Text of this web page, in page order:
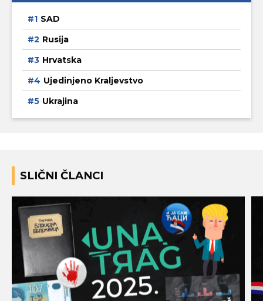
SAD
Rusija
Hrvatska
Ujedinjeno Kraljevstvo
Ukrajina
SLIČNI ČLANCI